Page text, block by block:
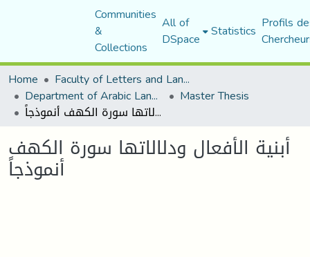
Communities
&
Collections
All of
DSpace Statistics Profils
Home
Faculty of Letters and Languages
Department of Arabic Language and Literature Master Thesis
أبنية الأفعال ودلالاتها سورة الكهف أنموذجاً
أبنية الأفعال ودلالاتها سورة الكهف
أنموذجاً